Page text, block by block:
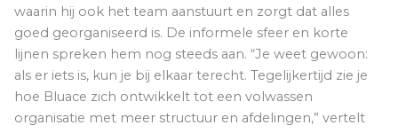
waarin hij ook het team aanstuurt en zorgt dat alles
goed georganiseerd is. De informele sfeer en korte
lijnen spreken hem nog steeds aan. “Je weet gewoon:
als er iets is, kun je bij elkaar terecht. Tegelijkertijd zie je
hoe Bluace zich ontwikkelt tot een volwassen
organisatie met meer structuur en afdelingen,” vertelt